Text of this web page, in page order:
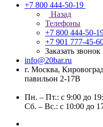
+7 800 444-50-19
Назад
Телефоны
+7 800 444-50-
+7 901 777-45-
Заказать звонок
info@20bar.ru
г. Москва,
павильон 2-17В
Пн. – Пт.: с 9:00 до
Сб. – Вс.: с 10:00 до